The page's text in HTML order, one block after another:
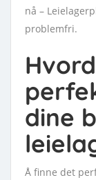
nå –
problemfri.
dine
Å finne det